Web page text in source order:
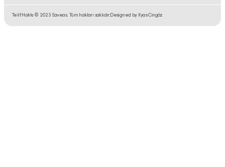
Telif Hakkı © 2023 Saveas. Tüm hakları saklıdır.Designed by Ilyas Cingöz